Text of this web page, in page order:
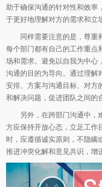
助于确保沟通的针对性和效率
于更好地理解对方的需求和立
同样需要注意的是，尊重
每个部门都有自己的工作重点
场和需求。避免以自我为中心
沟通的目的为导向。通过理解
安排、方案与沟通目标、对方
和解决问题，促进团队之间的
另外，在跨部门沟通中，
方应保持开放心态，立足工作
时，应遵循诚实原则，不隐瞒
推进冲突化解和意见共识，增